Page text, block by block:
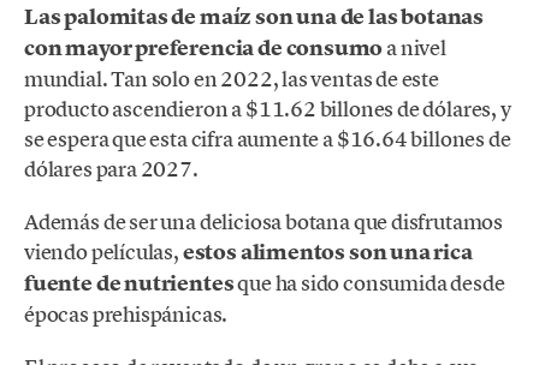
Las palomitas de maíz son una de las botanas
con mayor preferencia de consumoa nivel
mundial. Tan solo en 2022, las ventas de este
producto ascendieron a $11.62 billones de dólares, y
se espera que esta cifra aumente a $16.64 billones de
dólares para 2027.
Además de ser una deliciosa botana que disfrutamos
viendo películas,estos alimentos son una rica
fuente de nutrientesque ha sido consumida desde
épocas prehispánicas.